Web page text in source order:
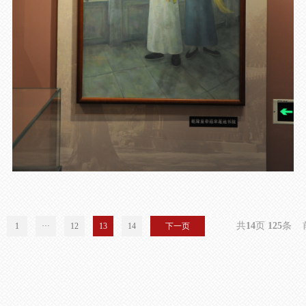
1 ··· 12 13 14 下一页 共14页 125条